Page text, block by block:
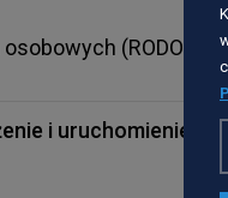
(RODO).
i uruchomienie